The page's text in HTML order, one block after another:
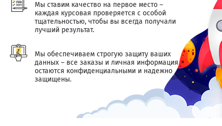
Мы ставим качество на первое место –
каждая курсовая проверяется с особой
тщательностью, чтобы вы всегда получали
лучший результат.
Мы обеспечиваем строгую защиту ваших
данных – все заказы и личная информация
остаются конфиденциальными и надежно
защищены.